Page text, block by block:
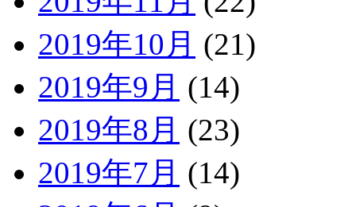
2019年10月 (21)
2019年9月 (14)
2019年8月 (23)
2019年7月 (14)